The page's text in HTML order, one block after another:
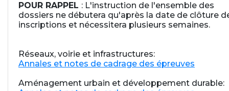
POUR RAPPEL : L'instruction de l'ensemble des
dossiers ne débutera qu'après la date de clôture
inscriptions et nécessitera plusieurs semaines.
Réseaux, voirie et infrastructures:
Annales et notes de cadrage des épreuves
Aménagement urbain et développement durable: